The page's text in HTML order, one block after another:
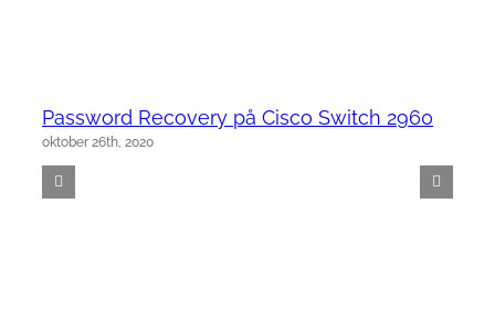
Password Recovery på Cisco Switch 2960
oktober 26th, 2020